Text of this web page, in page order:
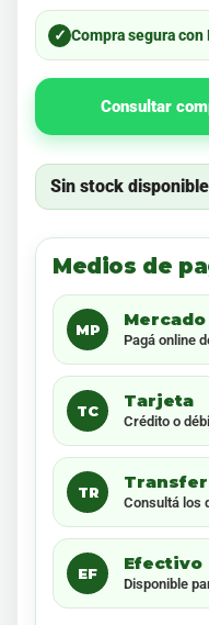
✓ Compra segura con
Consultar
Sin stock disponible
Medios de
MP
Pagá online
TC
Tarjeta
Crédito o
TR
Consultá los
EF
Efectivo
Disponible